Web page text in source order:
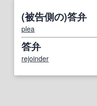
(被告側の)答弁
plea
答弁
rejoinder